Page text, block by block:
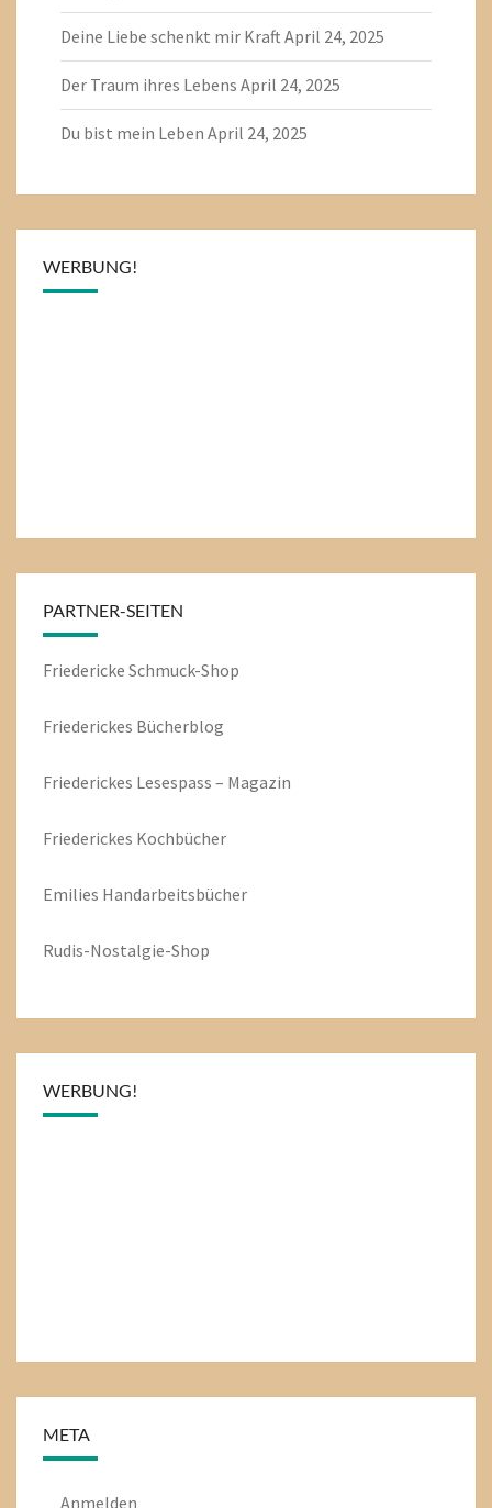
Deine Liebe schenkt mir KraftApril 24, 2025
Der Traum ihres Lebens April 24, 2025
Du bist mein Leben April 24, 2025
WERBUNG!
PARTNER-SEITEN
Friedericke Schmuck-Shop
Friederickes Bücherblog
Friederickes Lesespass – Magazin
Friederickes Kochbücher
Emilies Handarbeitsbücher
Rudis-Nostalgie-Shop
WERBUNG!
META
Anmelden